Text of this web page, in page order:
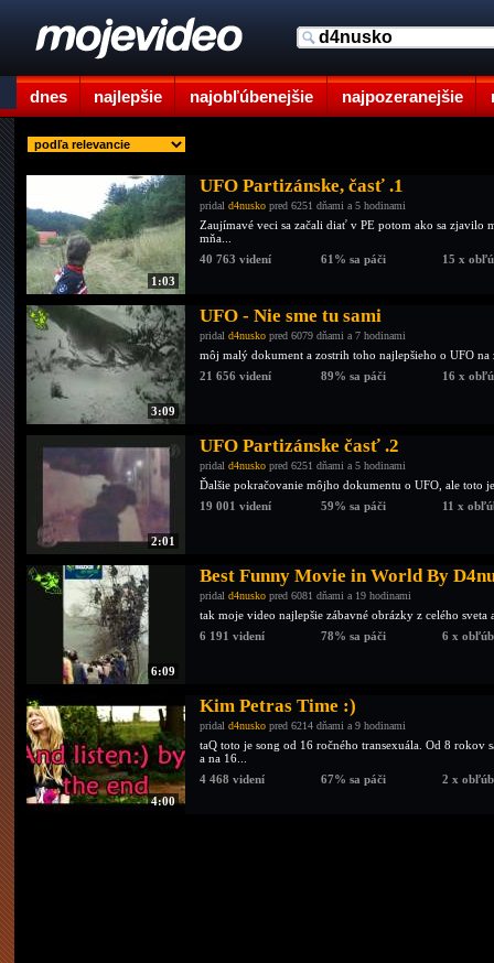
dnes najlepšie najobľúbenejšie najpozeranejšie
1:03
UFO Partizánske, časť .1
pridal d4nusko pred 6251 dňami a 5 hodinami
Zaujímavé veci sa začali diať v PE potom ako sa zjavilo
mňa...
40 763 videní
61% sa páči 15 x
3:09
UFO - Nie sme tu sami
pridal d4nusko pred 6079 dňami a 7 hodinami
môj malý dokument a zostrih toho najlepšieho o UFO na
21 656 videní
89% sa páči 16 x
2:01
UFO Partizánske časť .2
pridal d4nusko pred 6251 dňami a 5 hodinami
Ďalšie pokračovanie môjho dokumentu o UFO, ale toto
19 001 videní
59% sa páči 11 x
6:09
Best Funny Movie in World By
pridal d4nusko pred 6081 dňami a 19 hodinami
tak moje video najlepšie zábavné obrázky z celého
6 191 videní
78% sa páči 6 x
4:00
Kim Petras Time :)
pridal d4nusko pred 6214 dňami a 9 hodinami
taQ toto je song od 16 ročného transexuála. Od 8
a na 16...
4 468 videní
67% sa páči 2 x